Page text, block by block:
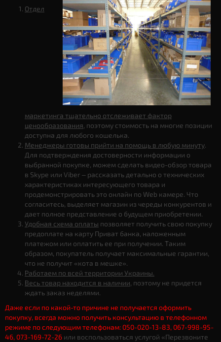
Отдел
маркетинга тщательно отслеживает фактор
ценообразования, поэтому стоимость на многие позиции
доступна для любого кошелька.
Менеджеры готовы прийти на помощь в любую минуту.
Для подтверждения достоверности информации о
выбранной покупке, можем сделать видео-обзор товара
в Skype или Viber – рассказать детально о технических
характеристиках интересующего товара и
продемонстрировать это онлайн по Web камере. Что
согласитесь, выделяет магазин из череды конкурентов и
дает полное представление о будущем приобретении.
Удобная схема оплаты позволяет получить свою покупку
предоплате на карту Приват банка, наложенным
платежом или оплатить ее при получении. Таким
образом, покупатель получает максимальные гарантии,
что не получит «кота в мешке».
Работаем по всей территории Украины.
Весь товар находится в наличии, поэтому не придется
ждать заказ неделями.
Даже если по какой-то причине не получается оформить
покупку, всегда можно получить консультацию в телефонном
режиме по следующим телефонам: 050-020-13-83, 067-998-95-
46, 073-169-72-26 или воспользоваться услугой «Перезвоните